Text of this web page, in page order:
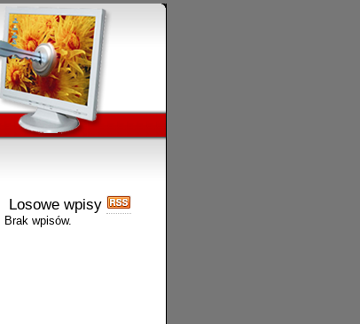
Losowe wpisy
Brak wpisów.